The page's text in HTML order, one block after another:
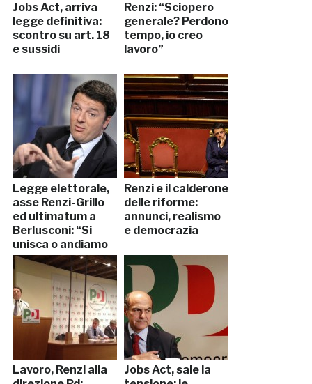
Jobs Act, arriva
legge definitiva:
scontro su art. 18
e sussidi
Renzi: “Sciopero
generale? Perdono
tempo, io creo
lavoro”
Legge elettorale,
asse Renzi-Grillo
ed ultimatum a
Berlusconi: “Si
unisca o andiamo
avanti da soli”
Renzi e il calderone
delle riforme:
annunci, realismo
e democrazia
Lavoro, Renzi alla
Jobs Act, sale la